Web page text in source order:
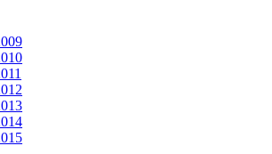
| Memimpin